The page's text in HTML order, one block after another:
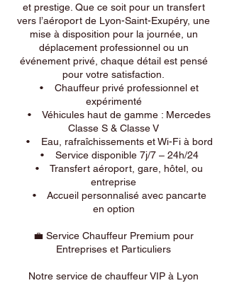
et prestige. Que ce soit pour un transfert
vers l’aéroport de Lyon-Saint-Exupéry, une
mise à disposition pour la journée, un
déplacement professionnel ou un
événement privé, chaque détail est pensé
pour votre satisfaction.
• Chauffeur privé professionnel et
expérimenté
• Véhicules haut de gamme : Mercedes
Classe S & Classe V
• Eau, rafraîchissements et Wi-Fi à bord
• Service disponible 7j/7 – 24h/24
• Transfert aéroport, gare, hôtel, ou
entreprise
• Accueil personnalisé avec pancarte
en option
💼 Service Chauffeur Premium pour
Entreprises et Particuliers
Notre service de chauffeur VIP à Lyon